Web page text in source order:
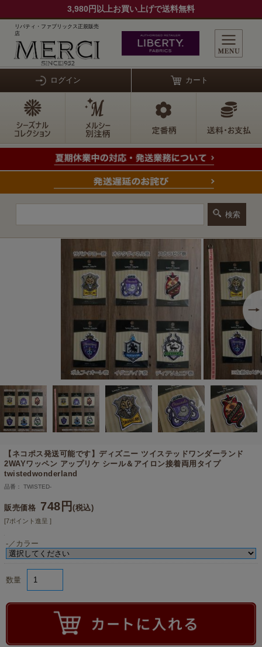
3,980円以上お買い上げで送料無料
リバティ・ファブリックス正規販売
店
ログイン カート
【ネコポス発送可能です】ディズニー ツイステッドワンダーランド
2WAYワッペン アップリケ シール＆アイロン接着両用タイプ
twistedwonderland
品番： TWISTED-
販売価格 748円(税込)
[7ポイント進呈 ]
-／カラー
数量